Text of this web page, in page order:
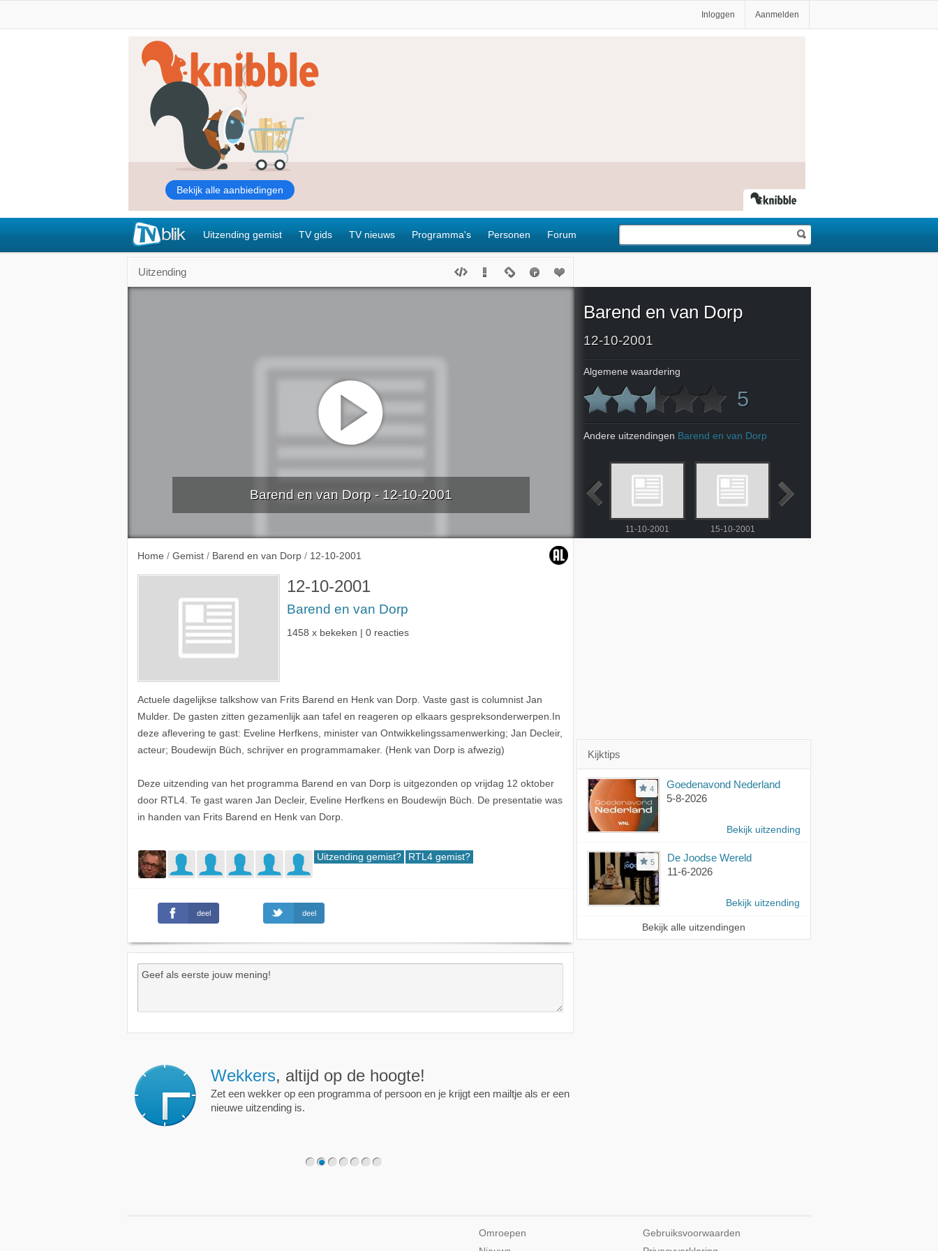
Inloggen Aanmelden
Uitzending gemist TV gids TV nieuws Programma's Personen Forum
Uitzending
Barend en van Dorp - 12-10-2001
Home / Gemist / Barend en van Dorp / 12-10-2001
12-10-2001
Barend en van Dorp
1458 x bekeken | 0 reacties
Actuele dagelijkse talkshow van Frits Barend en Henk van Dorp. Vaste gast is columnist Jan
Mulder. De gasten zitten gezamenlijk aan tafel en reageren op elkaars gespreksonderwerpen.In
deze aflevering te gast: Eveline Herfkens, minister van Ontwikkelingssamenwerking; Jan Decleir,
acteur; Boudewijn Büch, schrijver en programmamaker. (Henk van Dorp is afwezig)
Deze uitzending van het programma Barend en van Dorp is uitgezonden op vrijdag 12 oktober
door RTL4. Te gast waren Jan Decleir, Eveline Herfkens en Boudewijn Büch. De presentatie was
in handen van Frits Barend en Henk van Dorp.
Uitzending gemist? RTL4 gemist?
deel deel
Barend en van Dorp
12-10-2001
Algemene waardering
5
Andere uitzendingen Barend en van Dorp
11-10-2001 15-10-2001
Kijktips
4
Goedenavond Nederland
5-8-2026
Bekijk uitzending
5
De Joodse Wereld
11-6-2026
Bekijk uitzending
Bekijk alle uitzendingen
Wekkers, altijd op de hoogte!
Zet een wekker op een programma of persoon en je krijgt een mailtje als er een
nieuwe uitzending is.
Omroepen
Gebruiksvoorwaarden